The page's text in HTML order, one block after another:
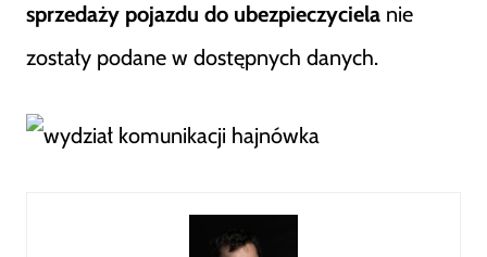
sprzedaży pojazdu do ubezpieczyciela nie
zostały podane w dostępnych danych.